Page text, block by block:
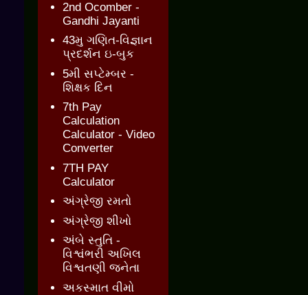
2nd Ocomber -
Gandhi Jayanti
43મુ ગણિત-વિજ્ઞાન
પ્રદર્શન ઇ-બુક
5મી સપ્ટેમ્બર -
શિક્ષક દિન
7th Pay
Calculation
Calculator - Video
Converter
7TH PAY
Calculator
અંગ્રેજી રમતો
અંગ્રેજી શીખો
અંબે સ્તુતિ -
વિશ્વંભરી અખિલ
વિશ્વતણી જનેતા
અકસ્માત વીમો